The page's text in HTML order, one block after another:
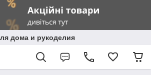
дома и рукоделия